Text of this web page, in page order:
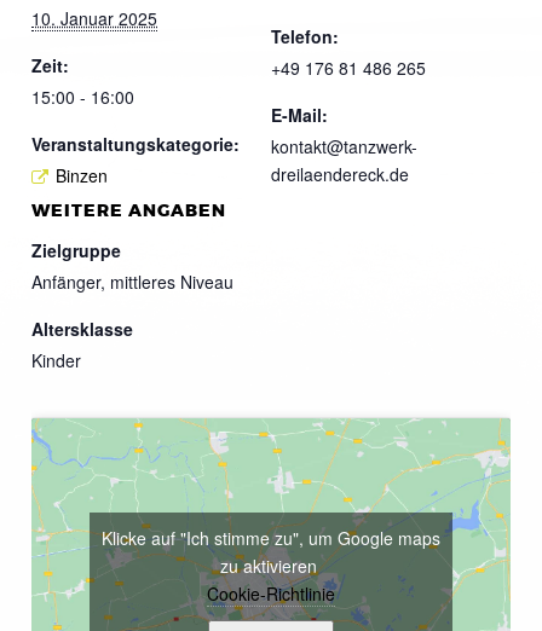
10. Januar 2025
Zeit:
15:00 - 16:00
Veranstaltungskategorie:
Binzen
Telefon:
+49 176 81 486 265
E-Mail:
kontakt@tanzwerk-
dreilaendereck.de
WEITERE ANGABEN
Zielgruppe
Anfänger, mittleres Niveau
Altersklasse
Kinder
Klicke auf "Ich stimme zu", um Google maps
zu aktivieren
Cookie-Richtlinie